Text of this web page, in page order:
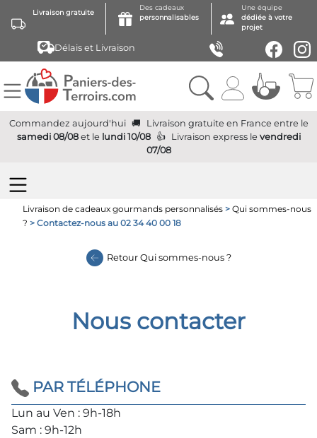
Livraison gratuite
Des cadeaux
personnalisables
Une équipe
dédiée à votre
projet
Délais et Livraison
Commandez aujourd'hui Livraison gratuite en France entre le
samedi 08/08et le lundi 10/08 Livraison expressle vendredi
07/08
Livraison de cadeaux gourmands personnalisés > Qui sommes-nous
? > Contactez-nous au 02 34 40 00 18
RetourQui sommes-nous ?
Nous contacter
PAR TÉLÉPHONE
Lun au Ven : 9h-18h
Sam : 9h-12h